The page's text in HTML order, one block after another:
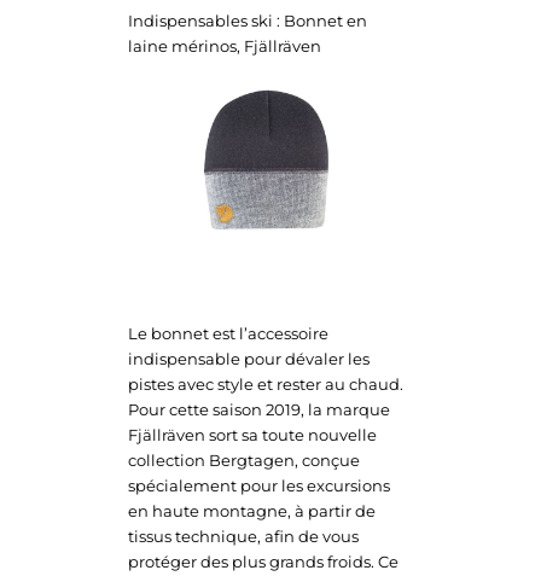
Indispensables ski : Bonnet en
laine mérinos, Fjällräven
Le bonnet est l’accessoire
indispensable pour dévaler les
pistes avec style et rester au chaud.
Pour cette saison 2019, la marque
Fjällräven sort sa toute nouvelle
collection Bergtagen, conçue
spécialement pour les excursions
en haute montagne, à partir de
tissus technique, afin de vous
protéger des plus grands froids. Ce